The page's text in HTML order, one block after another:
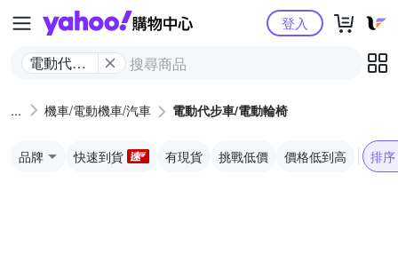
Yahoo購物中心
電動代步
椅
登入
機車/電動機車/汽車 電動代步車/電動輪椅
品牌 快速到貨 有現貨 挑戰低價 價格低到高 排序